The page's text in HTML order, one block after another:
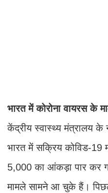
भारत में कोरोना वायरस के
केंद्रीय स्वास्थ्य मंत्रालय
भारत में सक्रिय कोविड-19
5,000 का आंकड़ा पार कर
मामले सामने आ चुके हैं।